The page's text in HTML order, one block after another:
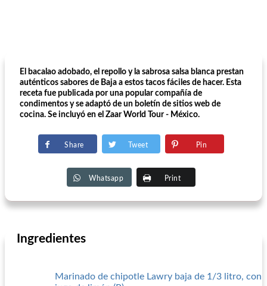
El bacalao adobado, el repollo y la sabrosa salsa blanca prestan
auténticos sabores de Baja a estos tacos fáciles de hacer. Esta
receta fue publicada por una popular compañía de
condimentos y se adaptó de un boletín de sitios web de
cocina. Se incluyó en el Zaar World Tour - México.
Share Tweet Pin
Whatsapp Print
Ingredientes
Marinado de chipotle Lawry baja de 1/3 litro, con